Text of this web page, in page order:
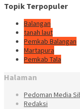
Topik Terpopuler
Balangan
tanah laut
Pemkab Balangan
Martapura
Pemkab Tala
Halaman
Pedoman Media
Redaksi